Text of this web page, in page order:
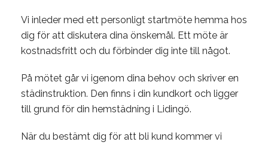
Vi inleder med ett personligt startmöte hemma hos
dig för att diskutera dina önskemål. Ett möte är
kostnadsfritt och du förbinder dig inte till något.
På mötet går vi igenom dina behov och skriver en
städinstruktion. Den finns i din kundkort och ligger
till grund för din hemstädning i Lidingö.
När du bestämt dig för att bli kund kommer vi